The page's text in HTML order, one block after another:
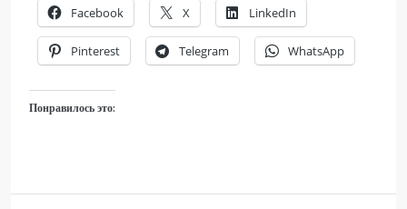
Facebook X LinkedIn
Pinterest Telegram WhatsApp
Понравилось это: